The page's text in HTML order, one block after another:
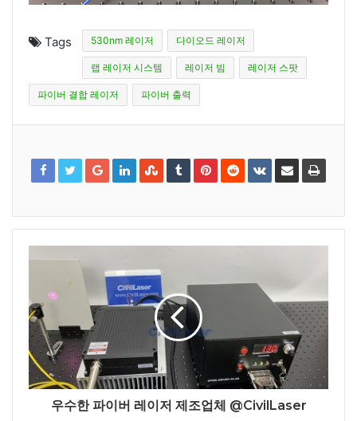
Tags 530nm 레이저 다이오드 레이저
랩 레이저 시스템 레이저 빔 레이저 스팟
파이버 결합 레이저 파이버 출력
우수한 파이버 레이저 제조업체 @CivilLaser